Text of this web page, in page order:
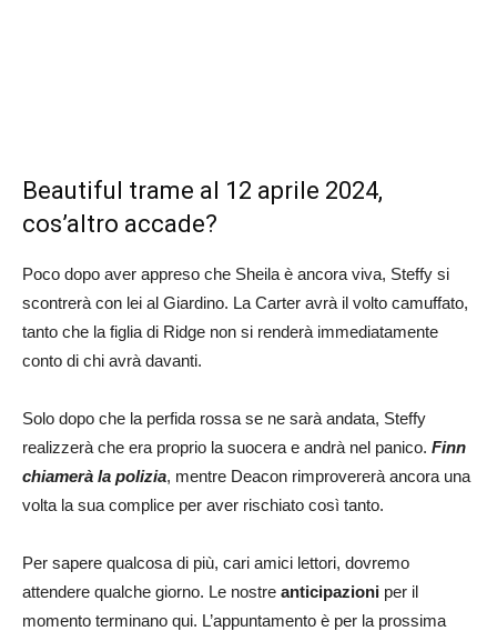
Beautiful trame al 12 aprile 2024,
cos’altro accade?
Poco dopo aver appreso che Sheila è ancora viva, Steffy si
scontrerà con lei al Giardino. La Carter avrà il volto camuffato,
tanto che la figlia di Ridge non si renderà immediatamente
conto di chi avrà davanti.
Solo dopo che la perfida rossa se ne sarà andata, Steffy
realizzerà che era proprio la suocera e andrà nel panico. Finn
chiamerà la polizia, mentre Deacon rimprovererà ancora una
volta la sua complice per aver rischiato così tanto.
Per sapere qualcosa di più, cari amici lettori, dovremo
attendere qualche giorno. Le nostre anticipazioni per il
momento terminano qui. L’appuntamento è per la prossima